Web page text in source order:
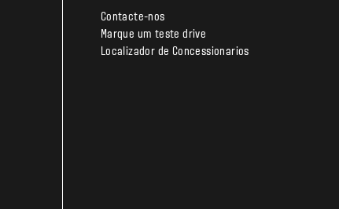
Contacte-nos
Marque um teste drive
Localizador de Concessionarios